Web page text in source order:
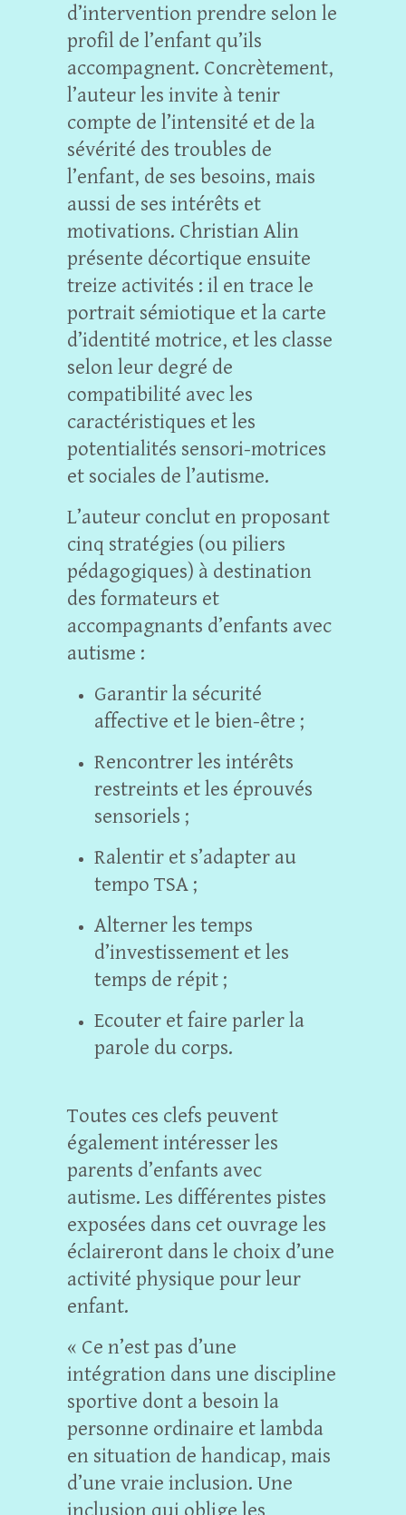
d’intervention prendre selon le
profil de l’enfant qu’ils
accompagnent. Concrètement,
l’auteur les invite à tenir
compte de l’intensité et de la
sévérité des troubles de
l’enfant, de ses besoins, mais
aussi de ses intérêts et
motivations. Christian Alin
présente décortique ensuite
treize activités : il en trace le
portrait sémiotique et la carte
d’identité motrice, et les classe
selon leur degré de
compatibilité avec les
caractéristiques et les
potentialités sensori-motrices
et sociales de l’autisme.
L’auteur conclut en proposant
cinq stratégies (ou piliers
pédagogiques) à destination
des formateurs et
accompagnants d’enfants avec
autisme :
Garantir la sécurité
affective et le bien-être ;
Rencontrer les intérêts
restreints et les éprouvés
sensoriels ;
Ralentir et s’adapter au
tempo TSA ;
Alterner les temps
d’investissement et les
temps de répit ;
Ecouter et faire parler la
parole du corps.
Toutes ces clefs peuvent
également intéresser les
parents d’enfants avec
autisme. Les différentes pistes
exposées dans cet ouvrage les
éclaireront dans le choix d’une
activité physique pour leur
enfant.
« Ce n’est pas d’une
intégration dans une discipline
sportive dont a besoin la
personne ordinaire et lambda
en situation de handicap, mais
d’une vraie inclusion. Une